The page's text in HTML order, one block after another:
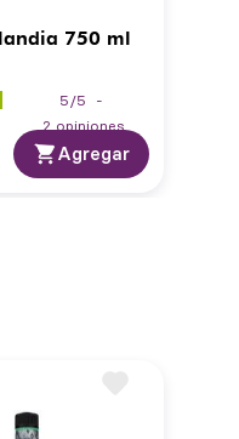
750 ml
5 /5
-
2 opiniones
Agregar